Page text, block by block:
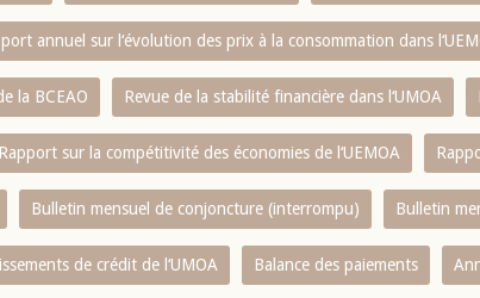
annuel sur l‘évolution des prix à la consommation dans
la BCEAO Revue de la stabilité financière dans l‘UMOA
Rapport sur la compétitivité des économies de l‘UEMOA
Bulletin mensuel de conjoncture (interrompu) Bulletin
de crédit de l‘UMOA Balance des paiements